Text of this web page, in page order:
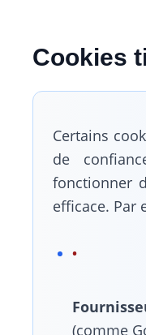
Cookies
Certains
de
fonctionner
efficace. Par
(comme